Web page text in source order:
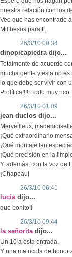
nuestra relación con los
Veo que has encontrado
Mil besos para ti.
26/3/10 00:34
dinopicapiedra dijo...
Totalmente de acuerdo
mucha gente y esta no
lo que debe ser vivir con
Prolífica!!!!! Todo muy rico,
26/3/10 01:09
jean duclos dijo...
Merveilleux,
¡Qué extraordinario
¡Qué montaje tan
¡Qué precisión en la
Y, además, con la voz de
¡Chapeau!
26/3/10 06:41
lucia dijo...
que bonito!!
26/3/10 09:44
la señorita dijo...
Un 10 a ésta entrada.
Y una matricula de honor